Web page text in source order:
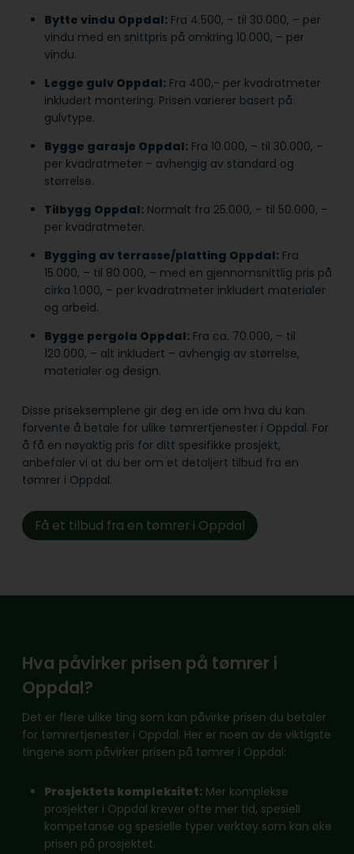
Bytte vindu Oppdal: Fra 4.500, – til 30.000, – per
vindu med en snittpris på omkring 10.000, – per
vindu.
Legge gulv Oppdal: Fra 400,- per kvadratmeter
inkludert montering. Prisen varierer basert på
gulvtype.
Bygge garasje Oppdal: Fra 10.000, – til 30.000, –
per kvadratmeter – avhengig av standard og
størrelse.
Tilbygg Oppdal: Normalt fra 25.000, – til 50.000, –
per kvadratmeter.
Bygging av terrasse/platting Oppdal: Fra
15.000, – til 80.000, – med en gjennomsnittlig pris på
cirka 1.000, – per kvadratmeter inkludert materialer
og arbeid.
Bygge pergola Oppdal: Fra ca. 70.000, – til
120.000, – alt inkludert – avhengig av størrelse,
materialer og design.
Disse priseksemplene gir deg en ide om hva du kan
forvente å betale for ulike tømrertjenester i Oppdal. For
å få en nøyaktig pris for ditt spesifikke prosjekt,
anbefaler vi at du ber om et detaljert tilbud fra en
tømrer i Oppdal.
Få et tilbud fra en tømrer i Oppdal
Hva påvirker prisen på tømrer i
Oppdal?
Det er flere ulike ting som kan påvirke prisen du betaler
for tømrertjenester i Oppdal. Her er noen av de viktigste
tingene som påvirker prisen på tømrer i Oppdal:
Prosjektets kompleksitet: Mer komplekse
prosjekter i Oppdal krever ofte mer tid, spesiell
kompetanse og spesielle typer verktøy som kan øke
prisen på prosjektet.